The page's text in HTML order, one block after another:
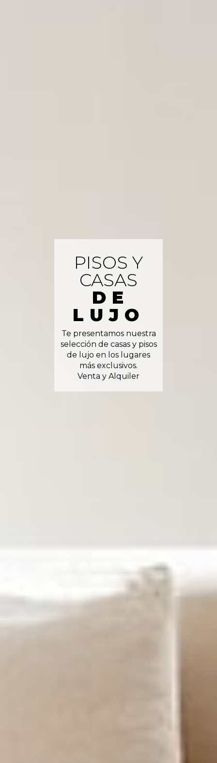
PISOS Y
CASAS
DE
LUJO
Te presentamos nuestra
selección de casas y pisos
de lujo en los lugares
más exclusivos.
Venta y Alquiler